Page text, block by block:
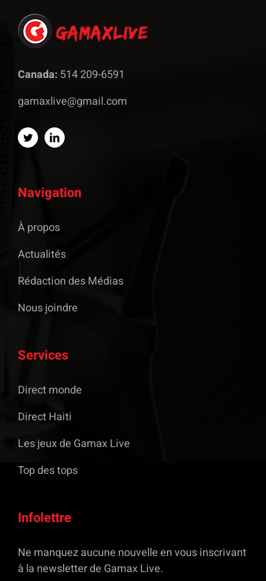
Canada: 514 209-6591
gamaxlive@gmail.com
Navigation
À propos
Actualités
Rédaction des Médias
Nous joindre
Services
Direct monde
Direct Haiti
Les jeux de Gamax Live
Top des tops
Infolettre
Ne manquez aucune nouvelle en vous inscrivant
à la newsletter de Gamax Live.